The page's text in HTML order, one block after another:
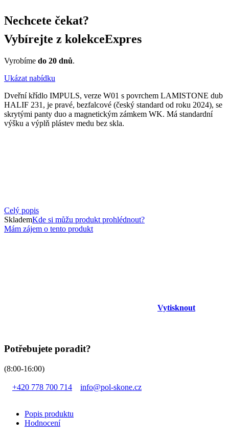
Nechcete čekat?
Vybírejte z kolekceExpres
Vyrobíme do 20 dnů.
Ukázat nabídku
Dveřní křídlo IMPULS, verze W01 s povrchem LAMISTONE dub
HALIF 231, je pravé, bezfalcové (český standard od roku 2024), se
skrytými panty duo a magnetickým zámkem WK. Má standardní
výšku a výplň plástev medu bez skla.
Celý popis
SklademKde si můžu produkt prohlédnout?
Mám zájem o tento produkt
Vytisknout
Potřebujete poradit?
(8:00-16:00)
+420 778 700 714 info@pol-skone.cz
Popis produktu
Hodnocení